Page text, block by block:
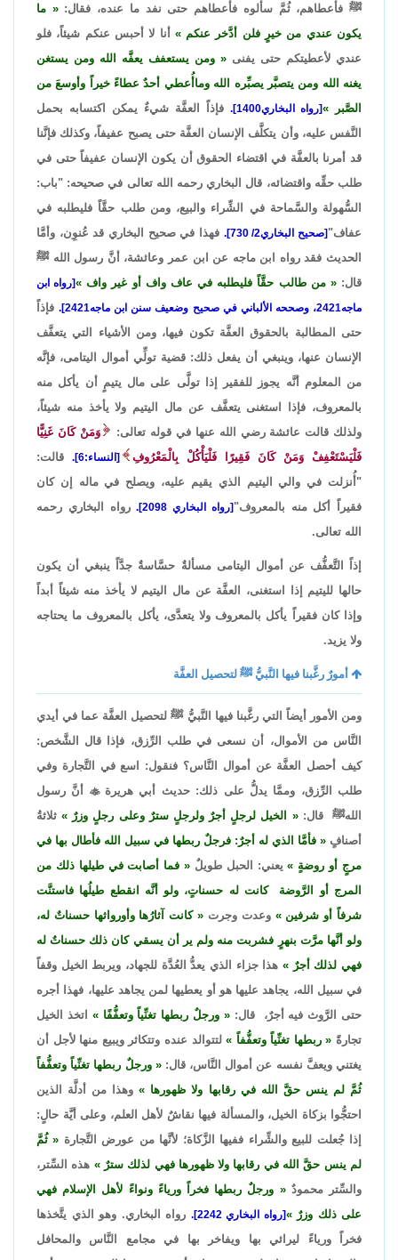
ﷺ فأعطاهم، ثُمَّ سألوه فأعطاهم حتى نفد ما عنده، فقال:
ما
يكون عندي من خيرٍ فلن أدَّخر عنكم
أنا لا أحبس عنكم شيئاً، فلو
عندي لأعطيتكم حتى يفنى
ومن يستعفف يعفَّه الله ومن يستغن
يغنه الله ومن يتصبَّر يصبِّره الله وماأُعطي أحدٌ عطاءً خيراً وأوسعَ من
الصَّبر
[رواه البخاري1400].
فإذاً العفَّة شيءٌ يمكن اكتسابه بحمل
النَّفس عليه، وأن يتكلَّف الإنسان العفَّة حتى يصبح عفيفاً، وكذلك فإنَّنا
قد أمرنا بالعفَّة في اقتضاء الحقوق أن يكون الإنسان عفيفاً حتى في
طلب حقِّه واقتضائه، قال البخاري رحمه الله تعالى في صحيحه: "باب:
السُّهولة والسَّماحة في الشِّراء والبيع، ومن طلب حقَّاً فليطلبه في
عفاف"[صحيح البخاري2/ 730].
فهذا في صحيح البخاري قد عُنوِن، وأمَّا
الحديث فقد رواه ابن ماجه عن ابن عمر وعائشة، أنَّ رسول الله ﷺ
قال:
من طالب حقَّاً فليطلبه في عاف واف أو غير واف
[رواه ابن
ماجه2421، وصححه الألباني في صحيح وضعيف سنن ابن ماجه2421].
فإذاً
حتى المطالبة بالحقوق العفَّة تكون فيها، ومن الأشياء التي يتعفَّف
الإنسان عنها، وينبغي أن يفعل ذلك: قضية تولِّي أموال اليتامى، فإنَّه
من المعلوم أنَّه يجوز للفقير إذا تولَّى على مال يتيمٍ أن يأكل منه
بالمعروف، فإذا استغنى يتعفَّف عن مال اليتيم ولا يأخذ منه شيئاً،
ولذلك قالت عائشة رضي الله عنها في قوله تعالى:
وَمَنْ كَانَ غَنِيًّا
فَلْيَسْتَعْفِفْ وَمَنْ كَانَ فَقِيرًا فَلْيَأْكُلْ بِالْمَعْرُوفِ
[النساء:6].
قالت:
"أُنزلت في والي اليتيم الذي يقيم عليه، ويصلح في ماله إن كان
فقيراً أكل منه بالمعروف"[رواه البخاري 2098].
رواه البخاري رحمه
الله تعالى.
إذاً التَّعفُّف عن أموال اليتامى مسألةٌ حسَّاسةٌ جدَّاً ينبغي أن يكون
حالها لليتيم إذا استغنى، العفَّة عن مال اليتيم لا يأخذ منه شيئاً أبداً
وإذا كان فقيراً يأكل بالمعروف ولا يتعدَّى، يأكل بالمعروف ما يحتاجه
ولا يزيد.
أمورٌ رغَّبنا فيها النَّبيُّ ﷺ لتحصيل العفَّة
ومن الأمور أيضاً التي رغَّبنا فيها النَّبيُّ ﷺ لتحصيل العفَّة عما في أيدي
النَّاس من الأموال، أن نسعى في طلب الرِّزق، فإذا قال الشَّخص:
كيف أحصل العفَّة عن أموال النَّاس؟ فنقول: اسع في التَّجارة وفي
طلب الرِّزق، وممَّا يدلُّ على ذلك: حديث أبي هريرة أنَّ رسول
اللهﷺ قال:
الخيل لرجلٍ أجرٌ ولرجلٍ سترٌ وعلى رجلٍ وزرٌ
ثلاثةُ
أصنافٍ
فأمَّا الذي له أجرٌ: فرجلٌ ربطها في سبيل الله فأطال بها في
مرجٍ أو روضةٍ
يعني: الحبل طويلٌ
فما أصابت في طيلها ذلك من
المرج أو الرَّوضة كانت له حسناتٍ، ولو أنَّه انقطع طيلُها فاستنَّت
شرفاً أو شرفين
وعدت وجرت
كانت آثارُها وأورواثها حسناتٌ له،
ولو أنَّها مرَّت بنهرٍ فشربت منه ولم ير أن يسقي كان ذلك حسناتٌ له
فهي لذلك أجرٌ
هذا جزاء الذي يعدُّ العُدَّة للجهاد، ويربط الخيل وقفاً
في سبيل الله، يجاهد عليها هو أو يعطيها لمن يجاهد عليها، فهذا أجره
حتى الرَّوث فيه أجرٌ، قال:
ورجلٌ ربطها تغنِّياً وتعفُّفًا
اتخذ الخيل
تجارةً
ربطها تغنِّياً وتعفُّفاً
لتتوالد عنده وتتكاثر ويبيع منها لأجل أن
يغتني ويعفَّ نفسه عن أموال النَّاس، قال:
ورجلٌ ربطها تغنِّياً وتعفُّفاً
ثُمَّ لم ينس حقَّ الله في رقابها ولا ظهورها
وهذا من أدلَّة الذين
احتجُّوا بزكاة الخيل، والمسألة فيها نقاشٌ لأهل العلم، وعلى أيَّة حالٍ:
إذا جُعلت للبيع والشِّراء ففيها الزَّكاة؛ لأنَّها من عورض التَّجارة
ثُمَّ
لم ينس حقَّ الله في رقابها ولا ظهورها فهي لذلك سترٌ
هذه السِّتر،
والسِّتر محمودٌ
ورجلٌ ربطها فخراً ورياءً ونواءً لأهل الإسلام فهي
على ذلك وزرٌ
[رواه البخاري 2242].
رواه البخاري. وهو الذي يتَّخذها
فخراً ورياءً ليرائي بها ويفاخر بها في مجامع النَّاس والمحافل